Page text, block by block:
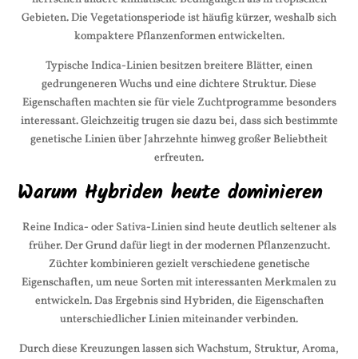
Gebieten. Die Vegetationsperiode ist häufig kürzer, weshalb sich
kompaktere Pflanzenformen entwickelten.
Typische Indica-Linien besitzen breitere Blätter, einen
gedrungeneren Wuchs und eine dichtere Struktur. Diese
Eigenschaften machten sie für viele Zuchtprogramme besonders
interessant. Gleichzeitig trugen sie dazu bei, dass sich bestimmte
genetische Linien über Jahrzehnte hinweg großer Beliebtheit
erfreuten.
Warum Hybriden heute dominieren
Reine Indica- oder Sativa-Linien sind heute deutlich seltener als
früher. Der Grund dafür liegt in der modernen Pflanzenzucht.
Züchter kombinieren gezielt verschiedene genetische
Eigenschaften, um neue Sorten mit interessanten Merkmalen zu
entwickeln. Das Ergebnis sind Hybriden, die Eigenschaften
unterschiedlicher Linien miteinander verbinden.
Durch diese Kreuzungen lassen sich Wachstum, Struktur, Aroma,